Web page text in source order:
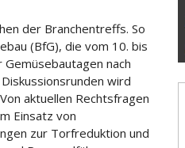
der Branchentreffs. So
(BfG), die vom 10. bis
nach
wird
aktuellen Rechtsfragen
Einsatz von
zur Torfreduktion und